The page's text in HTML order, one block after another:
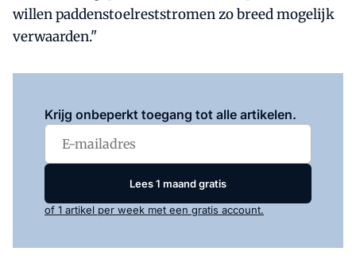
willen paddenstoelreststromen zo breed mogelijk
verwaarden."
Krijg onbeperkt toegang tot alle artikelen.
Lees 1 maand gratis
of 1 artikel per week met een gratis account.